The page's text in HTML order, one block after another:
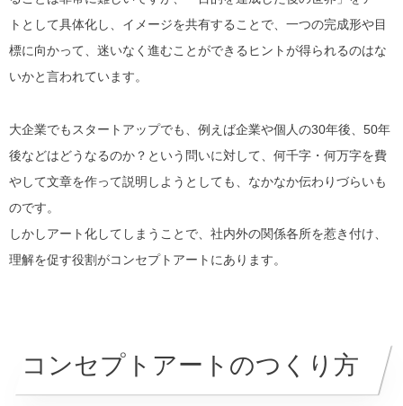
トとして具体化し、イメージを共有することで、一つの完成形や目
標に向かって、迷いなく進むことができるヒントが得られるのはな
いかと言われています。
大企業でもスタートアップでも、例えば企業や個人の30年後、50年
後などはどうなるのか？という問いに対して、何千字・何万字を費
やして文章を作って説明しようとしても、なかなか伝わりづらいも
のです。
しかしアート化してしまうことで、社内外の関係各所を惹き付け、
理解を促す役割がコンセプトアートにあります。
コンセプトアートのつくり方